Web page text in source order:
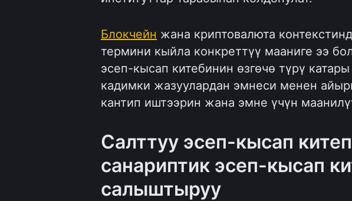
Блокчейн жана криптовалюта
термини кыйла конкреттүү мааниге ээ
эсеп-кысап китебинин өзгөчө түрү
кадимки жазуулардан эмнеси менен
кантип иштээрин жана эмне үчүн
Салттуу эсеп-кысап
санариптик эсеп-кысап
салыштыруу